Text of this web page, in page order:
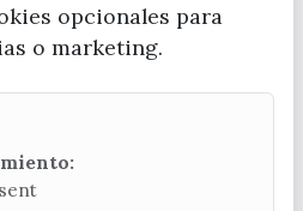
DE TURISMO
opcionales para
o marketing.